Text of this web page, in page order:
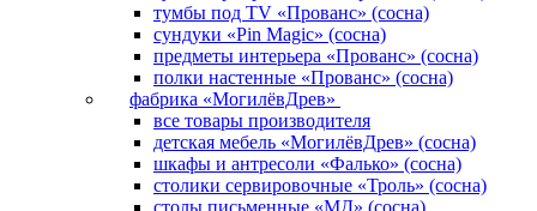
тумбы под TV «Прованс» (сосна)
сундуки «Pin Magic» (сосна)
предметы интерьера «Прованс» (сосна)
полки настенные «Прованс» (сосна)
фабрика «МогилёвДрев»
все товары производителя
детская мебель «МогилёвДрев» (сосна)
шкафы и антресоли «Фалько» (сосна)
столики сервировочные «Троль» (сосна)
столы письменные «МД» (сосна)